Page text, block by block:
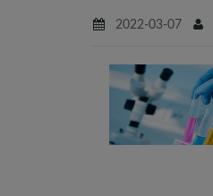
2022-03-07